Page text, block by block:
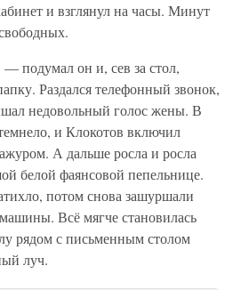
и взглянул на часы. Минут
подумал он и, сев за стол,
Раздался телефонный звонок,
недовольный голос жены. В
и Клокотов включил
А дальше росла и росла
белой фаянсовой пепельнице.
потом снова зашуршали
Всё мягче становилась
рядом с письменным столом
луч.